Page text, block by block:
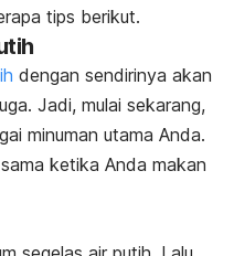
tips berikut.
dengan sendirinya akan
Jadi, mulai sekarang,
minuman utama Anda.
ketika Anda makan